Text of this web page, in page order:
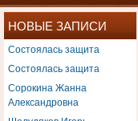
НОВЫЕ ЗАПИСИ
Состоялась защита
Состоялась защита
Сорокина Жанна
Александровна